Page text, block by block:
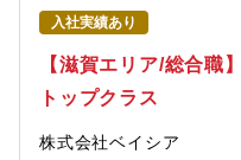
間は9：00～20：00（一部
程度／繁忙期8・12月は月
入社実績あり
【滋賀エリア/総合職
トップクラス
株式会社ベイシア